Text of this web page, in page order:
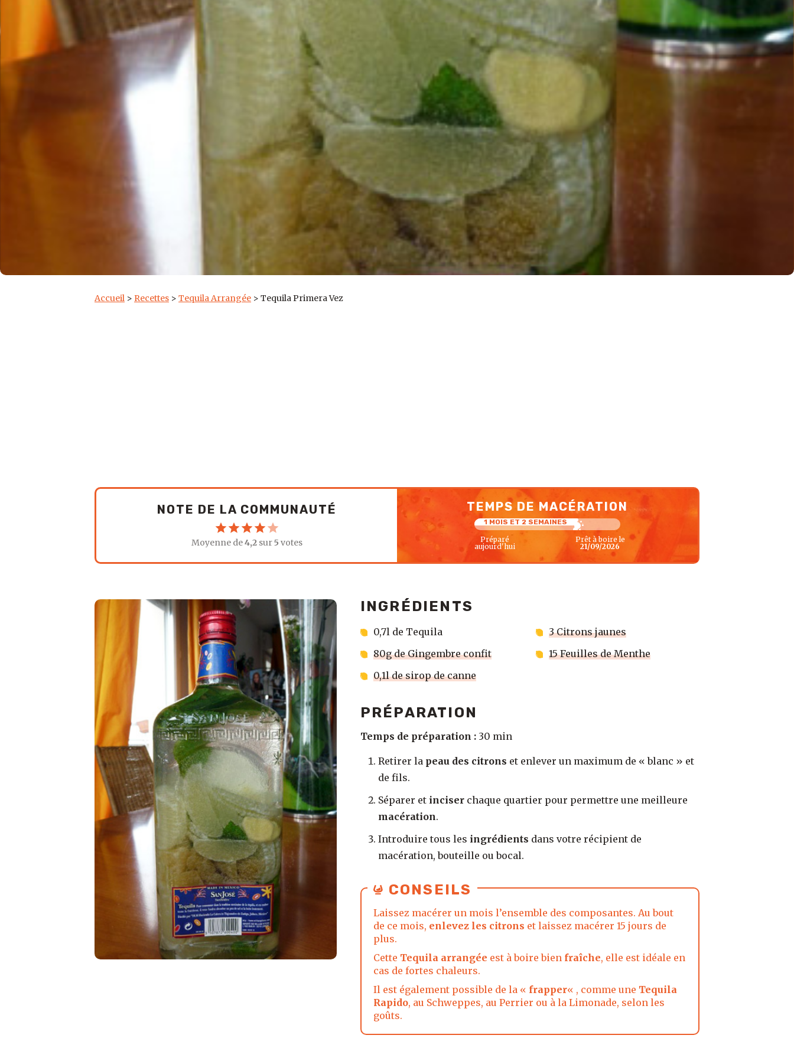
Accueil > Recettes > Tequila Arrangée > Tequila Primera Vez
NOTE DE LA COMMUNAUTÉ
Moyenne de4,2sur5 votes
TEMPS DE MACÉRATION
1 MOIS ET 2 SEMAINES
Préparé
aujourd'hui
Prêt à boire le
21/09/2026
INGRÉDIENTS
0,7l de Tequila
3 Citrons jaunes
80g de Gingembre confit
15 Feuilles de Menthe
0,1l de sirop de canne
PRÉPARATION
Temps de préparation : 30 min
Retirer la peau des citrons et enlever un maximum de « blanc » et
de fils.
Séparer et inciserchaque quartier pour permettre une meilleure
macération.
Introduire tous les ingrédients dans votre récipient de
macération, bouteille ou bocal.
CONSEILS
Laissez macérer un mois l’ensemble des composantes. Au bout
de ce mois, enlevez les citrons et laissez macérer 15 jours de
plus.
Cette Tequila arrangée est à boire bien fraîche, elle est idéale en
cas de fortes chaleurs.
Il est également possible de la « frapper« , comme une Tequila
Rapido, au Schweppes, au Perrier ou à la Limonade, selon les
goûts.